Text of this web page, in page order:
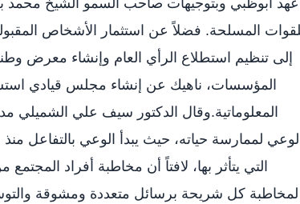
عهد أبوظبي وبتوجيهات صاحب السمو الشيخ محمد
المسلحة. فضلاً عن استثمار الأشخاص
إلى تنظيم استطلاع الرأي العام وإنشاء معرض
المؤسسات، ناهيك عن إنشاء مجلس قيادي
المعلوماتية.وقال الدكتور سيف علي الشميلي
الوعي لممارسة حياته، حيث يبدأ الوعي بالتفاعل منذ
التي يتأثر بها، لافتاً أن مخاطبة أفراد
لمخاطبة كل شريحة برسائل متعددة ومشوقة